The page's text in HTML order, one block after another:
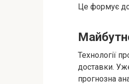
Це формує
Технології
доставки.
прогнозна